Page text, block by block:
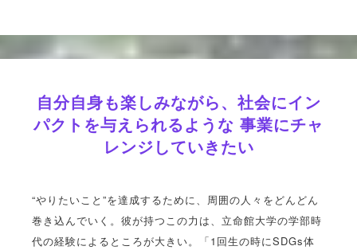
自分自身も楽しみながら、社会にイン
パクトを与えられるような 事業にチャ
レンジしていきたい
“やりたいこと”を達成するために、周囲の人々をどんどん
巻き込んでいく。彼が持つこの力は、立命館大学の学部時
代の経験によるところが大きい。「1回生の時にSDGs体